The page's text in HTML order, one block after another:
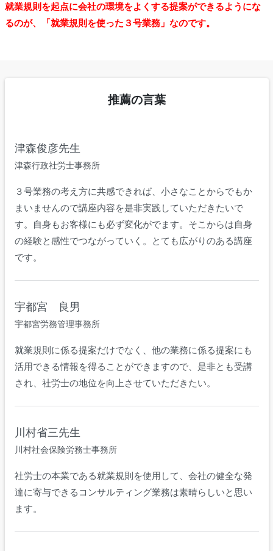
就業規則を起点に会社の環境をよくする提案ができるようにな
るのが、「就業規則を使った３号業務」なのです。
推薦の言葉
津森俊彦先生
津森行政社労士事務所
３号業務の考え方に共感できれば、小さなことからでもか
まいませんので講座内容を是非実践していただきたいで
す。自身もお客様にも必ず変化がでます。そこからは自身
の経験と感性でつながっていく。とても広がりのある講座
です。
宇都宮 良男
宇都宮労務管理事務所
就業規則に係る提案だけでなく、他の業務に係る提案にも
活用できる情報を得ることができますので、是非とも受講
され、社労士の地位を向上させていただきたい。
川村省三先生
川村社会保険労務士事務所
社労士の本業である就業規則を使用して、会社の健全な発
達に寄与できるコンサルティング業務は素晴らしいと思い
ます。